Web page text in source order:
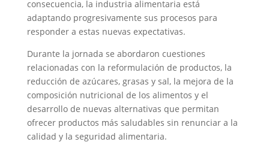
consecuencia, la industria alimentaria está
adaptando progresivamente sus procesos para
responder a estas nuevas expectativas.
Durante la jornada se abordaron cuestiones
relacionadas con la reformulación de productos, la
reducción de azúcares, grasas y sal, la mejora de la
composición nutricional de los alimentos y el
desarrollo de nuevas alternativas que permitan
ofrecer productos más saludables sin renunciar a la
calidad y la seguridad alimentaria.